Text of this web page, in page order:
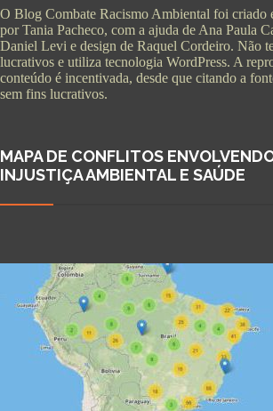
O Blog Combate Racismo Ambiental foi criado
por Tania Pacheco, com a ajuda de Ana Paula
Daniel Levi e design de Raquel Cordeiro. Não
lucrativos e utiliza tecnologia WordPress. A
conteúdo é incentivada, desde que citando a
sem fins lucrativos.
MAPA DE CONFLITOS
INJUSTIÇA AMBIENTAL E SAÚDE